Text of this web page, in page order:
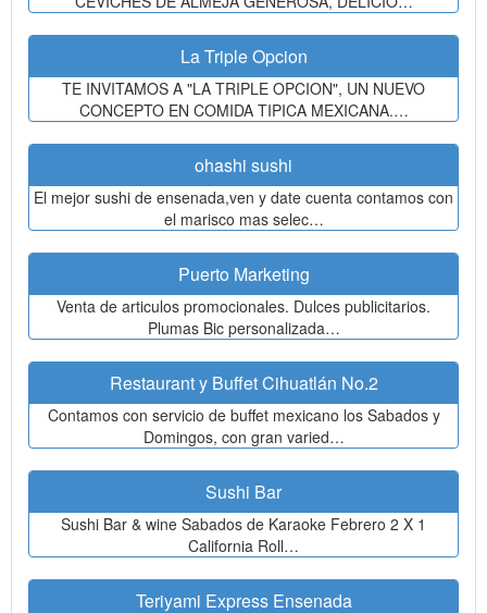
La Triple Opcion
TE INVITAMOS A "LA TRIPLE OPCION", UN NUEVO
CONCEPTO EN COMIDA TIPICA MEXICANA.…
ohashi sushi
El mejor sushi de ensenada,ven y date cuenta contamos con
el marisco mas selec…
Puerto Marketing
Venta de articulos promocionales. Dulces publicitarios.
Plumas Bic personalizada…
Restaurant y Buffet Cihuatlán No.2
Contamos con servicio de buffet mexicano los Sabados y
Domingos, con gran varied…
Sushi Bar
Sushi Bar & wine Sabados de Karaoke Febrero 2 X 1
California Roll…
Teriyami Express Ensenada